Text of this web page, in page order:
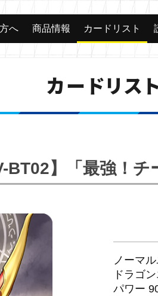
へ 商品情報 カードリスト
カードリスト
BT02】「最強！チ
ノーマ
ドラゴ
パワー